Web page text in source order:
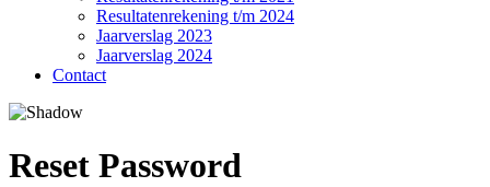
Resultatenrekening t/m 2024
Jaarverslag 2023
Jaarverslag 2024
Contact
Reset Password